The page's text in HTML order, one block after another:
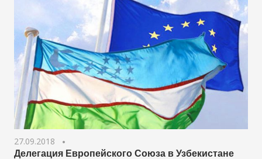
27.09.2018
Делегация Европейского Союза в Узбекистане